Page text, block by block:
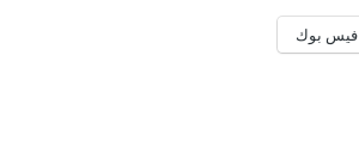
فيس بوك